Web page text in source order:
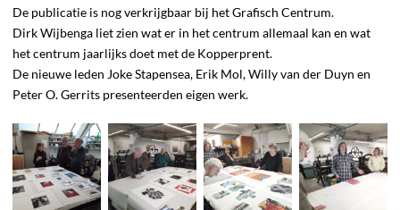
De publicatie is nog verkrijgbaar bij het Grafisch Centrum.
Dirk Wijbenga liet zien wat er in het centrum allemaal kan en wat
het centrum jaarlijks doet met de Kopperprent.
De nieuwe leden Joke Stapensea, Erik Mol, Willy van der Duyn en
Peter O. Gerrits presenteerden eigen werk.